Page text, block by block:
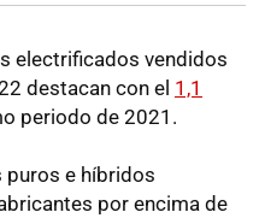
electrificados vendidos
destacan con el 1,1
periodo de 2021.
puros e híbridos
por encima de